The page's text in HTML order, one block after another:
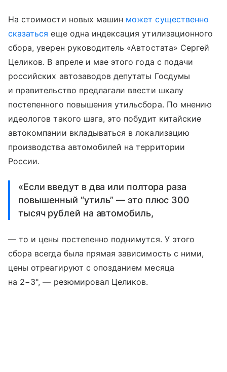
На стоимости новых машин может существенно
сказаться еще одна индексация утилизационного
сбора, уверен руководитель «Автостата» Сергей
Целиков. В апреле и мае этого года с подачи
российских автозаводов депутаты Госдумы
и правительство предлагали ввести шкалу
постепенного повышения утильсбора. По мнению
идеологов такого шага, это побудит китайские
автокомпании вкладываться в локализацию
производства автомобилей на территории
России.
«Если введут в два или полтора раза
повышенный “утиль” — это плюс 300
тысяч рублей на автомобиль,
— то и цены постепенно поднимутся. У этого
сбора всегда была прямая зависимость с ними,
цены отреагируют с опозданием месяца
на 2−3", — резюмировал Целиков.